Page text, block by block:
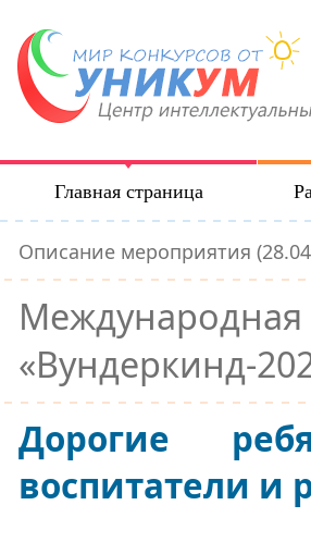
Главная страница
Описание мероприятия
«Вундеркинд-
Дорогие
воспитатели и